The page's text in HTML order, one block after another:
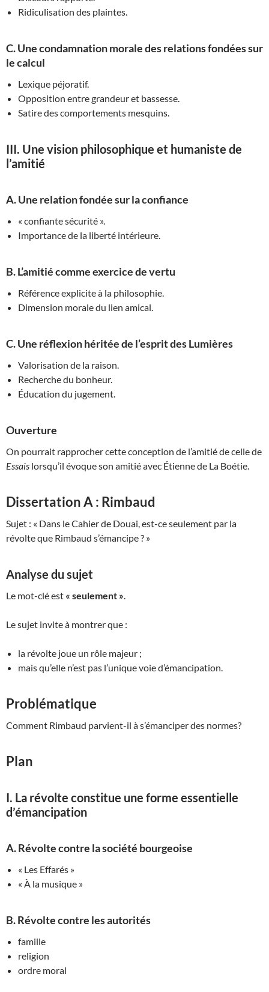
Ridiculisation des plaintes.
C. Une condamnation morale des relations fondées sur
le calcul
Lexique péjoratif.
Opposition entre grandeur et bassesse.
Satire des comportements mesquins.
III. Une vision philosophique et humaniste de
l’amitié
A. Une relation fondée sur la confiance
« confiante sécurité ».
Importance de la liberté intérieure.
B. L’amitié comme exercice de vertu
Référence explicite à la philosophie.
Dimension morale du lien amical.
C. Une réflexion héritée de l’esprit des Lumières
Valorisation de la raison.
Recherche du bonheur.
Éducation du jugement.
Ouverture
On pourrait rapprocher cette conception de l’amitié de celle de
Essais lorsqu’il évoque son amitié avec Étienne de La Boétie.
Dissertation A : Rimbaud
Sujet : « Dans le Cahier de Douai, est-ce seulement par la
révolte que Rimbaud s’émancipe ? »
Analyse du sujet
Le mot-clé est « seulement ».
Le sujet invite à montrer que :
la révolte joue un rôle majeur ;
mais qu’elle n’est pas l’unique voie d’émancipation.
Problématique
Comment Rimbaud parvient-il à s’émanciper des normes?
Plan
I. La révolte constitue une forme essentielle
d’émancipation
A. Révolte contre la société bourgeoise
« Les Effarés »
« À la musique »
B. Révolte contre les autorités
famille
religion
ordre moral